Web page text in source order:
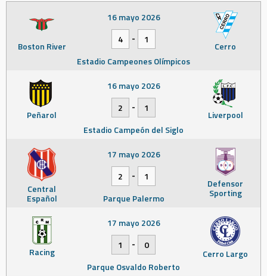
Boston River Cerro
16 mayo 2026
4
-
1
Estadio Campeones Olímpicos
Peñarol Liverpool
16 mayo 2026
2
-
1
Estadio Campeón del Siglo
Central
Español
Defensor
Sporting
17 mayo 2026
2
-
1
Parque Palermo
Racing Cerro Largo
17 mayo 2026
1
-
0
Parque Osvaldo Roberto